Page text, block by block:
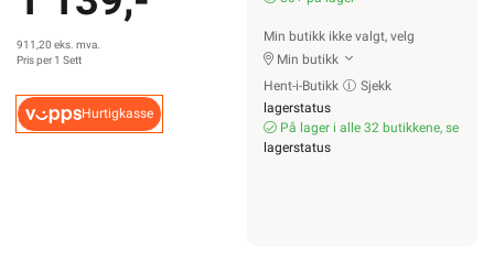
911,20 eks. mva.
Pris per 1 Sett
Hurtigkasse
Min butikk ikke valgt, velg
Min butikk
Hent-i-Butikk
Sjekk
lagerstatus
På lager i alle 32 butikkene, se
lagerstatus